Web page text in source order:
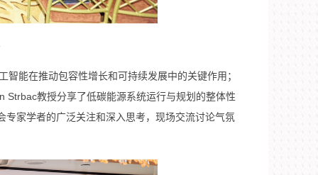
能在推动包容性增长和可持续发展中的关键作用；
教授分享了低碳能源系统运行与规划的整体性
家学者的广泛关注和深入思考，现场交流讨论气氛